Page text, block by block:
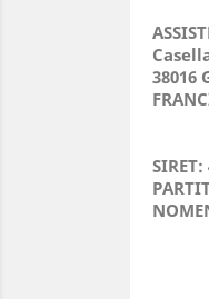
38016
SIRET: